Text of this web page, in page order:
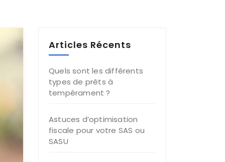
Articles Récents
Quels sont les différents
types de prêts à
tempérament ?
Astuces d’optimisation
fiscale pour votre SAS ou
SASU